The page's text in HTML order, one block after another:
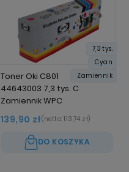
7,3 tys.
Cyan
Zamiennik
Toner Oki C801
44643003 7,3 tys. C
Zamiennik WPC
139,90 zł(netto: 113,74 zł)
DO KOSZYKA